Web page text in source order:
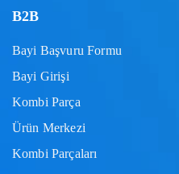
B2B
Bayi Başvuru Formu
Bayi Girişi
Kombi Parça
Ürün Merkezi
Kombi Parçaları